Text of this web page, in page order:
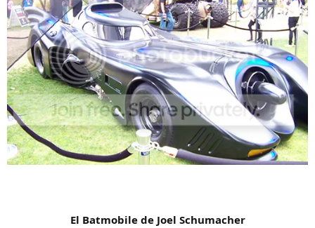
El Batmobile de Joel Schumacher